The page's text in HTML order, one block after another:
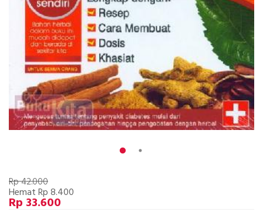
Rp 42.000
Hemat Rp 8.400
Rp 33.600